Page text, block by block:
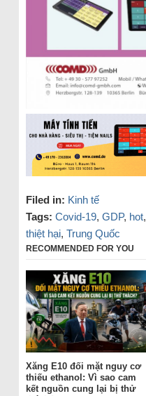
Filed in: Kinh tế
Tags: Covid-19, GDP, hot,
thiệt hại, Trung Quốc
RECOMMENDED FOR YOU
Xăng E10 đối mặt nguy cơ
thiếu ethanol: Vì sao cam
kết nguồn cung lại bị thử